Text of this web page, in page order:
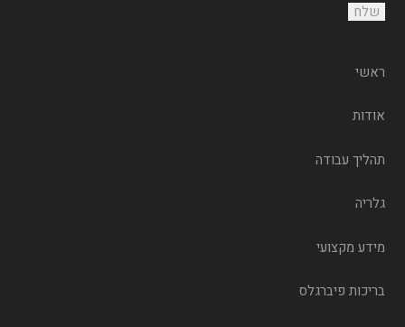
ראשי
אודות
תהליך עבודה
גלריה
מידע מקצועי
בריכות פיברגלס